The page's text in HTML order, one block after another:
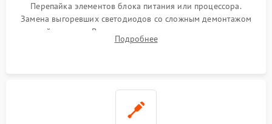
Перепайка элементов блока питания или процессора.
Замена выгоревших светодиодов со сложным демонтажом
хрупкой матрицы. Восстановление поврежденных дорожек,
прошивка микросхем памяти EEPROM
Подробнее